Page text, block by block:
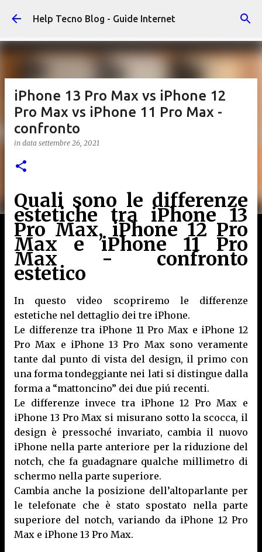
Passa ai contenuti principali
Help Tecno Blog - Guide Internet
iPhone 13 Pro Max vs iPhone 12
Pro Max vs iPhone 11 Pro Max -
confronto
in data settembre 26, 2021
Quali sono le differenze
estetiche tra iPhone 13
Pro Max, iPhone 12 Pro
Max e iPhone 11 Pro
Max - confronto
estetico
In questo video scopriremo le differenze
estetiche nel dettaglio dei tre iPhone.
Le differenze tra iPhone 11 Pro Max e iPhone 12
Pro Max e iPhone 13 Pro Max sono veramente
tante dal punto di vista del design, il primo con
una forma tondeggiante nei lati si distingue dalla
forma a “mattoncino” dei due piú recenti.
Le differenze invece tra iPhone 12 Pro Max e
iPhone 13 Pro Max si misurano sotto la scocca, il
design è pressoché invariato, cambia il nuovo
iPhone nella parte anteriore per la riduzione del
notch, che fa guadagnare qualche millimetro di
schermo nella parte superiore.
Cambia anche la posizione dell’altoparlante per
le telefonate che è stato spostato nella parte
superiore del notch, variando da iPhone 12 Pro
Max e iPhone 13 Pro Max.